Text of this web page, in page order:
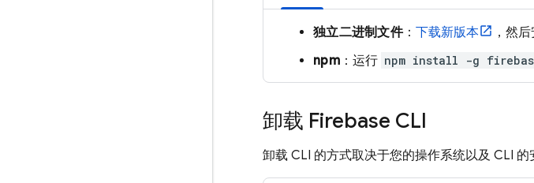
独立二进制文件： 下载新版本
，然
npm：运行 npm install -g
卸载 Firebase CLI
卸载 CLI 的方式取决于您的操作系统以及 CLI 的